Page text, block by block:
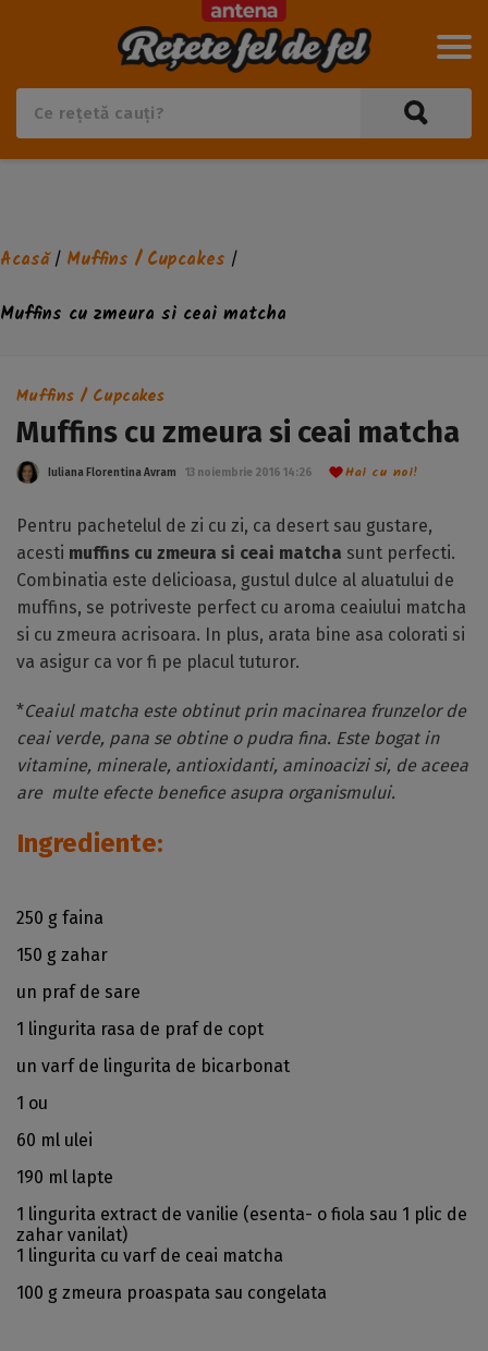
Acasă/ Muffins / Cupcakes /
Muffins cu zmeura si ceai matcha
Muffins / Cupcakes
Muffins cu zmeura si ceai matcha
Iuliana Florentina Avram 13 noiembrie 2016 14:26 Hai cu noi!
Pentru pachetelul de zi cu zi, ca desert sau gustare,
acesti muffins cu zmeura si ceai matcha sunt perfecti.
Combinatia este delicioasa, gustul dulce al aluatului de
muffins, se potriveste perfect cu aroma ceaiului matcha
si cu zmeura acrisoara. In plus, arata bine asa colorati si
va asigur ca vor fi pe placul tuturor.
*Ceaiul matcha este obtinut prin macinarea frunzelor de
ceai verde, pana se obtine o pudra fina. Este bogat in
vitamine, minerale, antioxidanti, aminoacizi si, de aceea
are multe efecte benefice asupra organismului.
Ingrediente:
250 g faina
150 g zahar
un praf de sare
1 lingurita rasa de praf de copt
un varf de lingurita de bicarbonat
1 ou
60 ml ulei
190 ml lapte
1 lingurita extract de vanilie (esenta- o fiola sau 1 plic de
zahar vanilat)
1 lingurita cu varf de ceai matcha
100 g zmeura proaspata sau congelata